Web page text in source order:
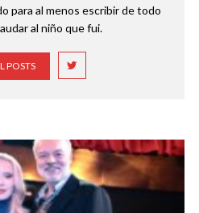
para al menos escribir de todo
al niño que fui.
POSTS